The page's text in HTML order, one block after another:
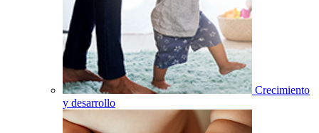
Crecimiento
y desarrollo